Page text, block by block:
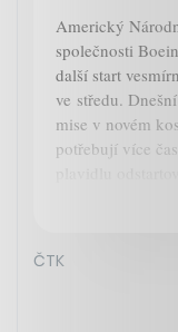
Americký
společnosti
další start
ve středu.
mise v novém
potřebují více
ČTK